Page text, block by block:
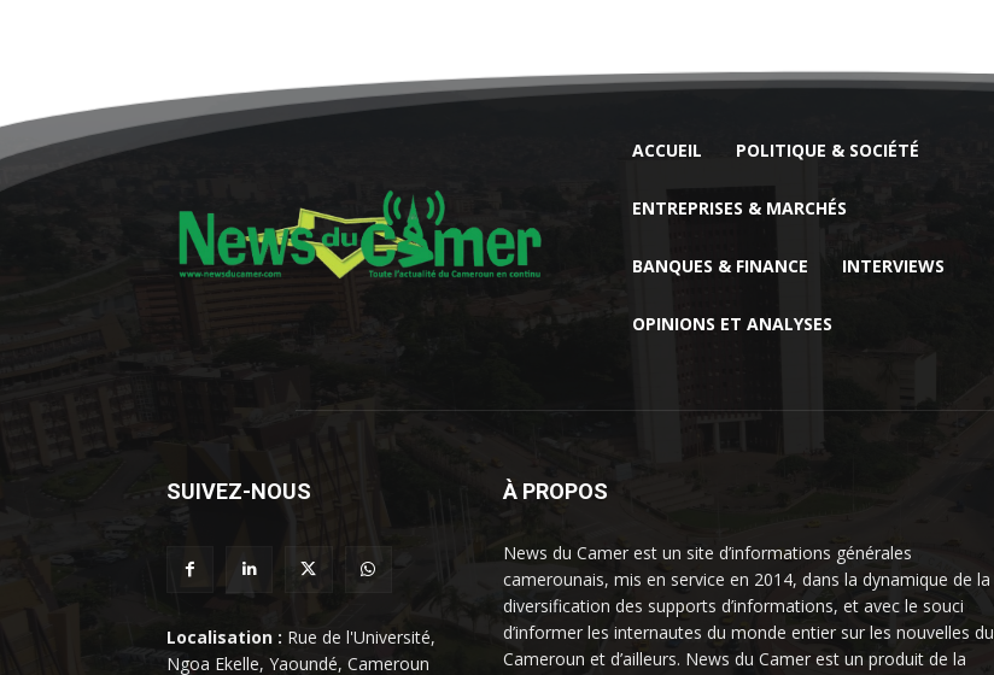
ACCUEIL POLITIQUE & SOCIÉTÉ
ENTREPRISES & MARCHÉS
BANQUES & FINANCE INTERVIEWS
OPINIONS ET ANALYSES
SUIVEZ-NOUS
Localisation : Rue de l'Université,
Ngoa Ekelle, Yaoundé, Cameroun
À PROPOS
News du Camer est un site d’informations générales
camerounais, mis en service en 2014, dans la dynamique de la
diversification des supports d’informations, et avec le souci
d’informer les internautes du monde entier sur les nouvelles du
Cameroun et d’ailleurs. News du Camer est un produit de la